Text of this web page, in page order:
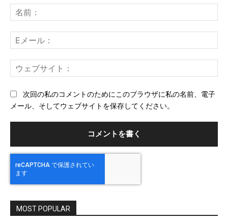
ン
ト：
前
メ
ー
ェ
次回の私のコメントのためにこのブラウザに私の名前、電子
メール、そしてウェブサイトを保存してください。
MOST POPULAR